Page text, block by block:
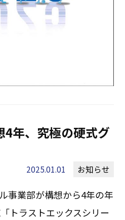
年、究極の硬式グ
2025.01.01 お知らせ
事業部が構想から4年の年
トラストエックスシリー